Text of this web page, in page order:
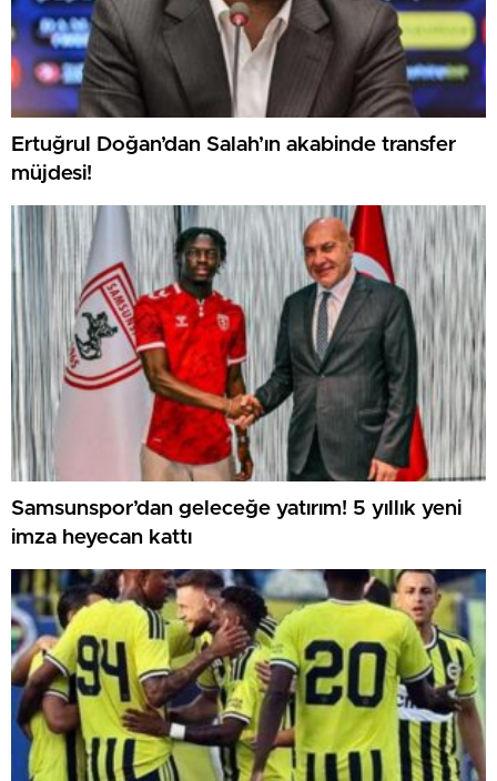
Ertuğrul Doğan’dan Salah’ın akabinde transfer
müjdesi!
Samsunspor’dan geleceğe yatırım! 5 yıllık yeni
imza heyecan kattı